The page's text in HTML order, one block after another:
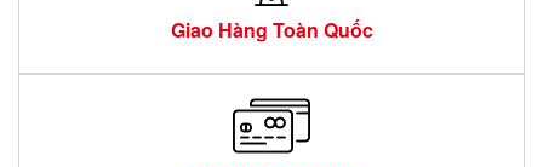
Giao Hàng Toàn Quốc